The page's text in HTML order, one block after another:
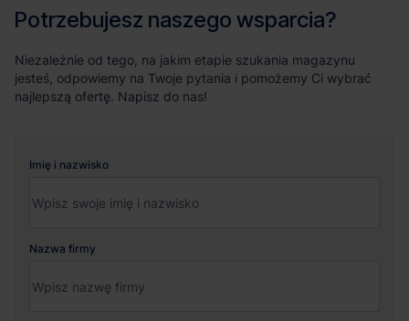
Potrzebujesz naszego wsparcia?
Niezależnie od tego, na jakim etapie szukania magazynu
jesteś, odpowiemy na Twoje pytania i pomożemy Ci wybrać
najlepszą ofertę. Napisz do nas!
Imię i nazwisko
Nazwa firmy